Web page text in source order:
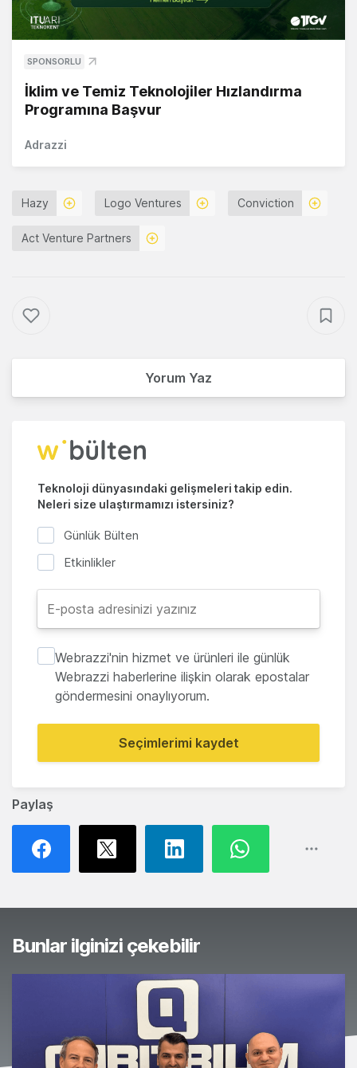
Paylaş
SPONSORLU
İklim ve Temiz Teknolojiler Hızlandırma
Programına Başvur
Adrazzi
Hazy Logo Ventures Conviction
Act Venture Partners
Yorum Yaz
Teknoloji dünyasındaki gelişmeleri takip edin.
Neleri size ulaştırmamızı istersiniz?
Günlük Bülten
Etkinlikler
Webrazzi'nin hizmet ve ürünleri ile günlük
Webrazzi haberlerine ilişkin olarak epostalar
göndermesini onaylıyorum.
Seçimlerimi kaydet
Bunlar ilginizi çekebilir